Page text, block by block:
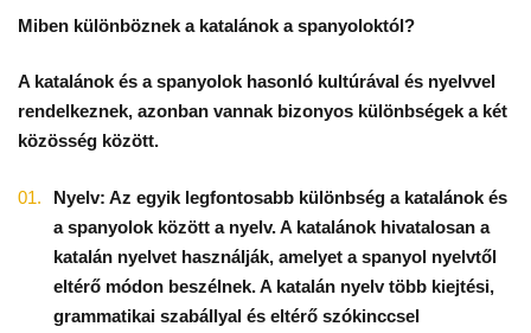
Miben különböznek a katalánok a spanyoloktól?
A katalánok és a spanyolok hasonló kultúrával és nyelvvel
rendelkeznek, azonban vannak bizonyos különbségek a két
közösség között.
Nyelv: Az egyik legfontosabb különbség a katalánok és
a spanyolok között a nyelv. A katalánok hivatalosan a
katalán nyelvet használják, amelyet a spanyol nyelvtől
eltérő módon beszélnek. A katalán nyelv több kiejtési,
grammatikai szabállyal és eltérő szókinccsel